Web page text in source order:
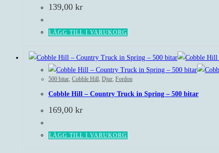
139,00 kr
LÄGG TILL I VARUKORG
500 bitar, Cobble Hill, Djur, Fordon
Cobble Hill – Country Truck in Spring – 500 bitar
169,00 kr
LÄGG TILL I VARUKORG